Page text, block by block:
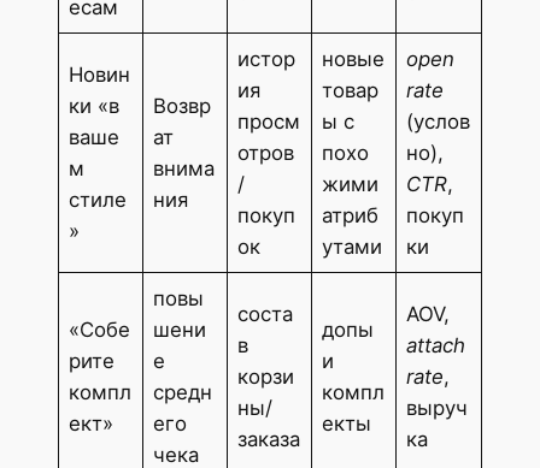
есам
Новин
ки «в
ваше
м
стиле
»
Возвр
ат
внима
ния
истор
ия
просм
отров
/
покуп
ок
новые
товар
ы с
похо
жими
атриб
утами
open
rate
(услов
но),
CTR,
покуп
ки
«Собе
рите
компл
ект»
повы
шени
е
средн
его
чека
соста
в
корзи
ны/
заказа
допы
и
компл
екты
AOV,
attach
rate,
выруч
ка